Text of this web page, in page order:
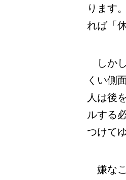
ります
れば「
しかし
くい側
人は後
ルする
つけて
嫌なこ